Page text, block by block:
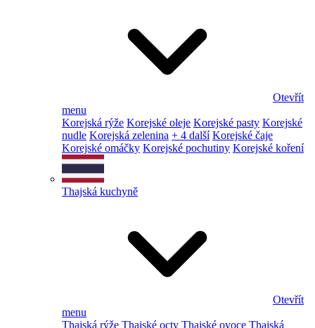
Otevřít
menu
Korejská rýže Korejské oleje Korejské pasty Korejské
nudle Korejská zelenina + 4 další Korejské čaje
Korejské omáčky Korejské pochutiny Korejské koření
Thajská kuchyně
Otevřít
menu
Thajská rýže Thajské octy Thajské ovoce Thajská